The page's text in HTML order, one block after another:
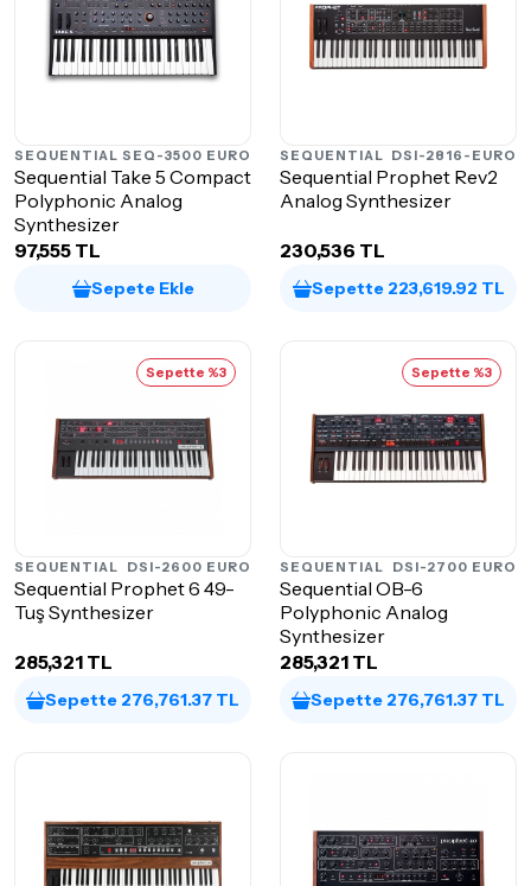
SEQUENTIAL SEQ-3500 EURO
Sequential Take 5 Compact
Polyphonic Analog
Synthesizer
97,555 TL
Sepete Ekle
SEQUENTIAL DSI-2816-EURO
Sequential Prophet Rev2
Analog Synthesizer
230,536 TL
Sepette 223,619.92 TL
Sepette %3
SEQUENTIAL DSI-2600 EURO
Sequential Prophet 6 49-
Tuş Synthesizer
285,321 TL
Sepette 276,761.37 TL
Sepette %3
SEQUENTIAL DSI-2700 EURO
Sequential OB-6
Polyphonic Analog
Synthesizer
285,321 TL
Sepette 276,761.37 TL